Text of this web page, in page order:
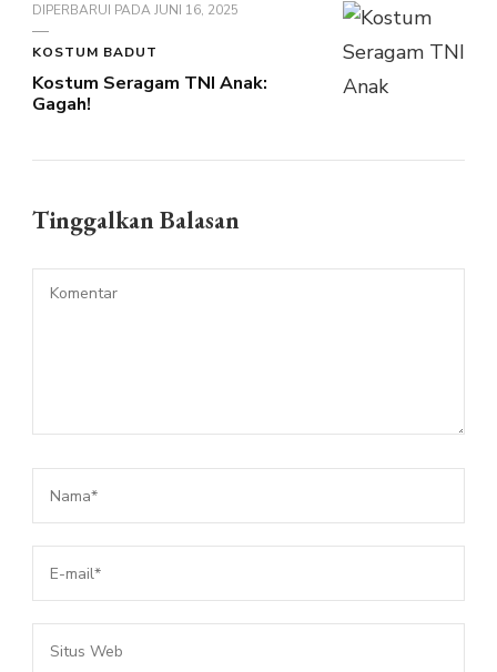
DIPERBARUI PADAJUNI 16, 2025
KOSTUM BADUT
Kostum Seragam TNI Anak:
Gagah!
Tinggalkan Balasan